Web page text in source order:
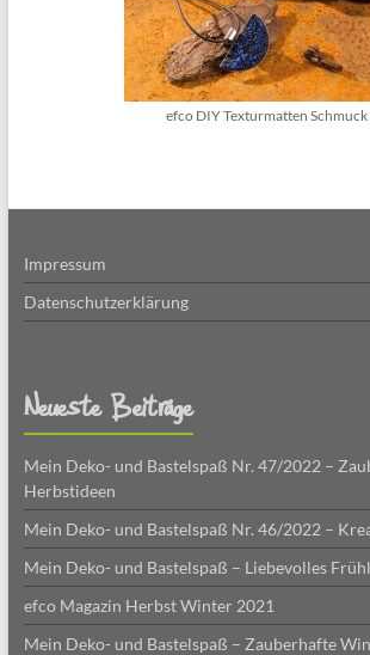
efco DIY Texturmatten Schmuck
Impressum
Datenschutzerklärung
Neueste Beiträge
Mein Deko- und Bastelspaß Nr. 47/2022 –
Herbstideen
Mein Deko- und Bastelspaß Nr. 46/2022 –
Mein Deko- und Bastelspaß – Liebevolles
efco Magazin Herbst Winter 2021
Mein Deko- und Bastelspaß – Zauberhafte